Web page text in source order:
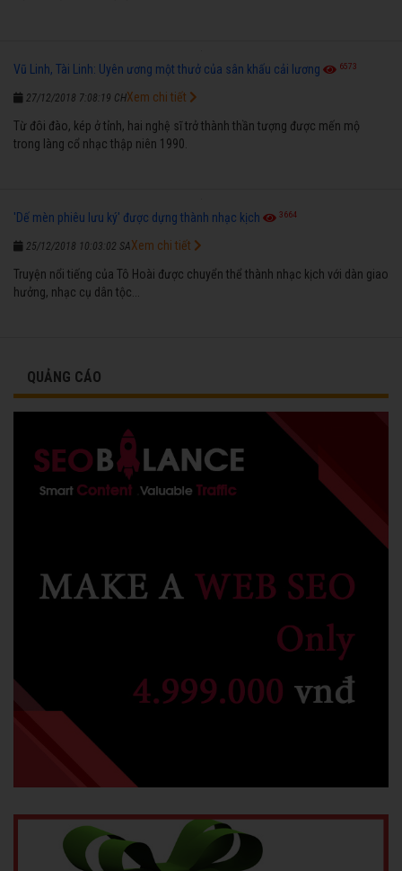
Vũ Linh, Tài Linh: Uyên ương một thưở của sân khấu cải lương 6573
27/12/2018 7:08:19 CH
Từ đôi đào, kép ở tỉnh, hai nghệ sĩ trở thành thần tượng được mến mộ
trong làng cổ nhạc thập niên 1990.
Xem chi tiết
'Dế mèn phiêu lưu ký' được dựng thành nhạc kịch 3664
25/12/2018 10:03:02 SA
Truyện nổi tiếng của Tô Hoài được chuyển thể thành nhạc kịch với dàn giao
hưởng, nhạc cụ dân tộc...
Xem chi tiết
QUẢNG CÁO